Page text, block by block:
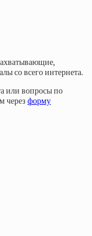
со всего интернета.
или вопросы по
через форму